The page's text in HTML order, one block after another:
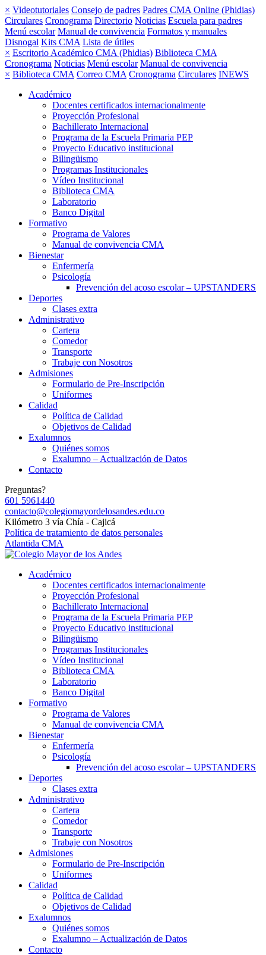
× Videotutoriales Consejo de padres Padres CMA Online (Phidias)
Circulares Cronograma Directorio Noticias Escuela para padres
Menú escolar Manual de convivencia Formatos y manuales
Disnogal Kits CMA Lista de útiles
× Escritorio Académico CMA (Phidias) Biblioteca CMA
Cronograma Noticias Menú escolar Manual de convivencia
× Biblioteca CMA Correo CMA Cronograma Circulares INEWS
Académico
Docentes certificados internacionalmente
Proyección Profesional
Bachillerato Internacional
Programa de la Escuela Primaria PEP
Proyecto Educativo institucional
Bilingüismo
Programas Institucionales
Vídeo Institucional
Biblioteca CMA
Laboratorio
Banco Digital
Formativo
Programa de Valores
Manual de convivencia CMA
Bienestar
Enfermería
Psicología
Prevención del acoso escolar – UPSTANDERS
Deportes
Clases extra
Administrativo
Cartera
Comedor
Transporte
Trabaje con Nosotros
Admisiones
Formulario de Pre-Inscripción
Uniformes
Calidad
Política de Calidad
Objetivos de Calidad
Exalumnos
Quiénes somos
Exalumno – Actualización de Datos
Contacto
Preguntas?
601 5961440
contacto@colegiomayordelosandes.edu.co
Kilómetro 3 vía Chía - Cajicá
Política de tratamiento de datos personales
Atlantida CMA
Académico
Docentes certificados internacionalmente
Proyección Profesional
Bachillerato Internacional
Programa de la Escuela Primaria PEP
Proyecto Educativo institucional
Bilingüismo
Programas Institucionales
Vídeo Institucional
Biblioteca CMA
Laboratorio
Banco Digital
Formativo
Programa de Valores
Manual de convivencia CMA
Bienestar
Enfermería
Psicología
Prevención del acoso escolar – UPSTANDERS
Deportes
Clases extra
Administrativo
Cartera
Comedor
Transporte
Trabaje con Nosotros
Admisiones
Formulario de Pre-Inscripción
Uniformes
Calidad
Política de Calidad
Objetivos de Calidad
Exalumnos
Quiénes somos
Exalumno – Actualización de Datos
Contacto